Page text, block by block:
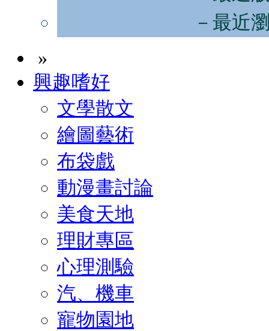
－最近
»
興趣嗜好
文學散文
繪圖藝術
布袋戲
動漫畫討論
美食天地
理財專區
心理測驗
汽、機車
寵物園地